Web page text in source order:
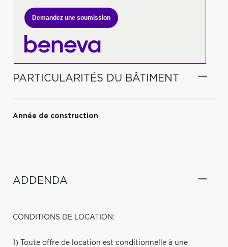
Demandez une soumission
PARTICULARITÉS DU BÂTIMENT
Année de construction
ADDENDA
CONDITIONS DE LOCATION:
1) Toute offre de location est conditionnelle à une